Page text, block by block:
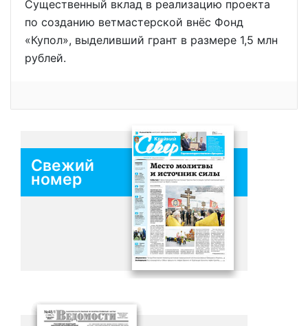
Существенный вклад в реализацию проекта
по созданию ветмастерской внёс Фонд
«Купол», выделивший грант в размере 1,5 млн
рублей.
Свежий
номер